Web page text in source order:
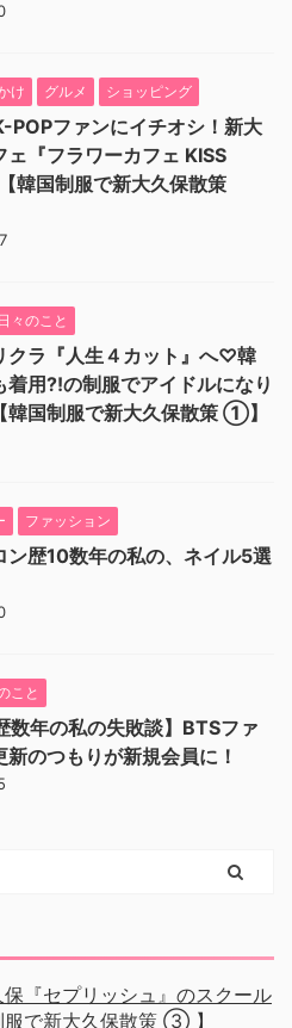
け グルメ ショッピング
POPファンにイチオシ！新大
ェ『フラワーカフェ KISS
韓国制服で新大久保散策
日々のこと
クラ『人生４カット』へ♡韓
着用⁈の制服でアイドルになり
韓国制服で新大久保散策 ①】
ファッション
ン歴10数年の私の、ネイル5選
こと
数年の私の失敗談】BTSファ
新のつもりが新規会員に！
『セプリッシュ』のスクール
で新大久保散策 ③ 】